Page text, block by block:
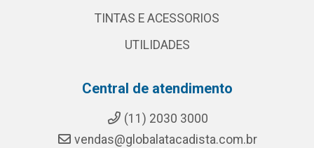
TINTAS E ACESSORIOS
UTILIDADES
Central de atendimento
(11) 2030 3000
vendas@globalatacadista.com.br